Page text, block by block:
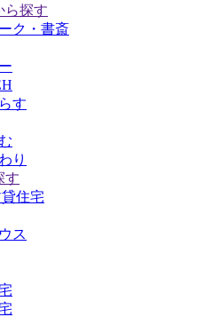
ら探す
ク・書斎
す
り
す
住宅
ス